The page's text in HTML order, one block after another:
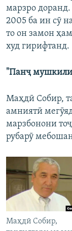
марзро
2005 ба ин сӯ
то он замон
худ гирифтанд.
"Панҷ мушкили
Маҳдӣ Собир,
амниятӣ
марзбонони
рубарӯ
Маҳдӣ Собир,